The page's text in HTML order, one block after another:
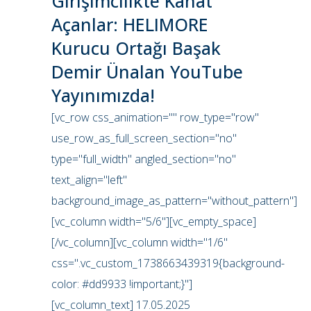
Açanlar: HELIMORE
Kurucu Ortağı Başak
Demir Ünalan YouTube
Yayınımızda!
[vc_row css_animation="" row_type="row"
use_row_as_full_screen_section="no"
type="full_width" angled_section="no"
text_align="left"
background_image_as_pattern="without_pattern"]
[vc_column width="5/6"][vc_empty_space]
[/vc_column][vc_column width="1/6"
css=".vc_custom_1738663439319{background-
color: #dd9933 !important;}"]
[vc_column_text] 17.05.2025